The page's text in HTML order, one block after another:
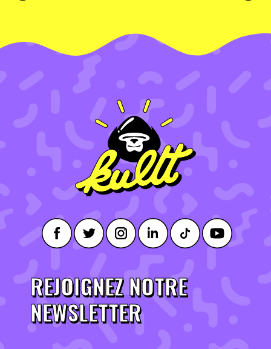
REJOIGNEZ NOTRE
NEWSLETTER